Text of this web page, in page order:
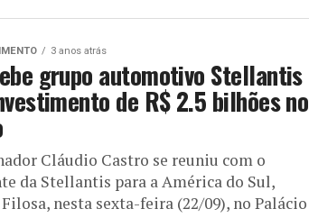
3 anos atrás
grupo automotivo Stellantis
de R$ 2.5 bilhões no
Cláudio Castro se reuniu com o
da Stellantis para a América do Sul,
nesta sexta-feira (22/09), no Palácio